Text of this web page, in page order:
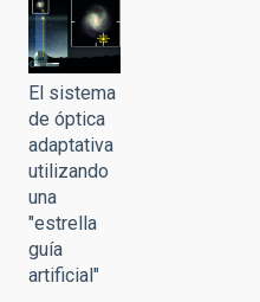
El sistema
de óptica
adaptativa
utilizando
una
"estrella
guía
artificial"